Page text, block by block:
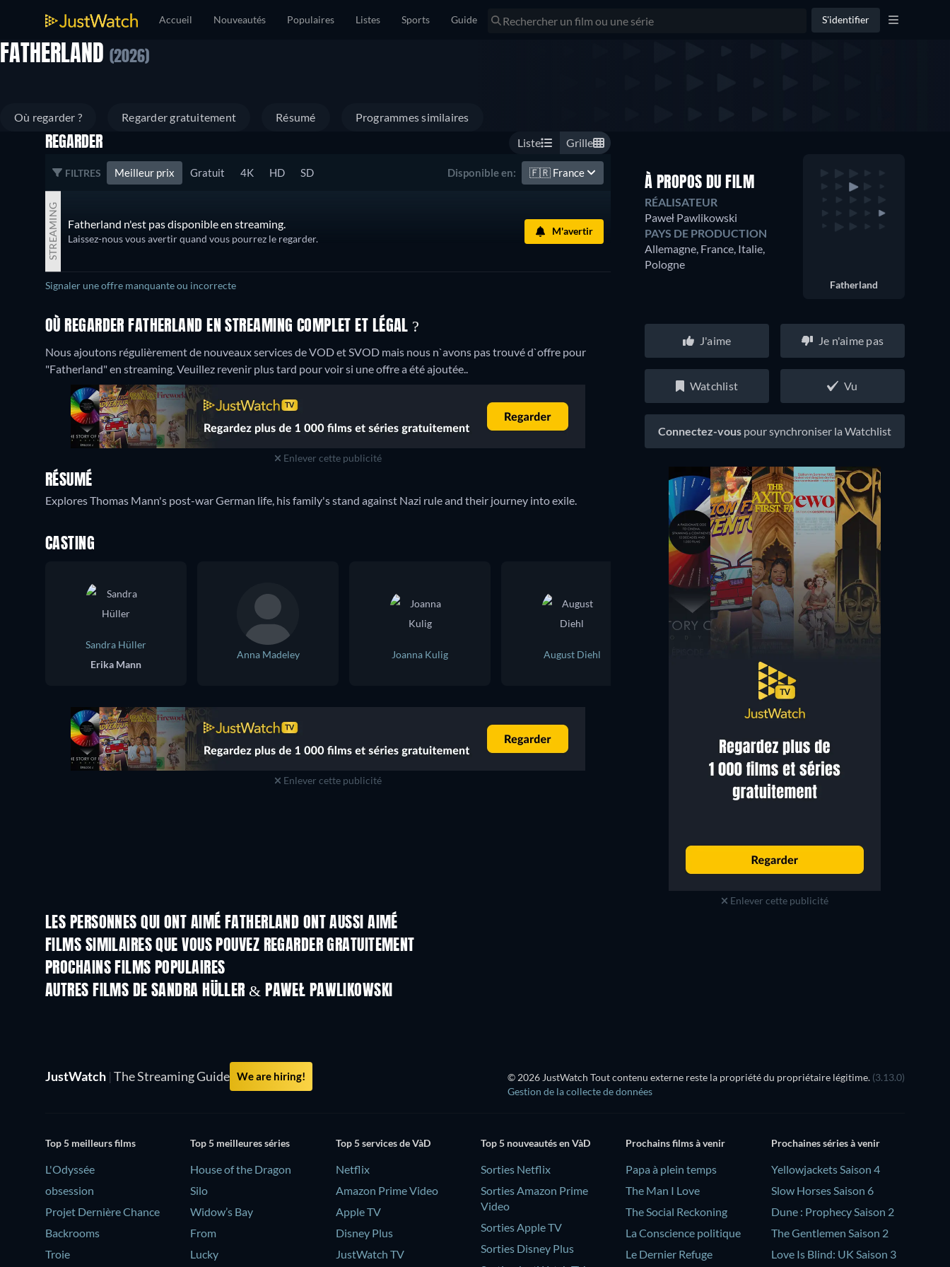
Accueil Nouveautés Populaires Listes Sports Guide S'identifier
FATHERLAND (2026)
Où regarder ? Regarder gratuitement Résumé Programmes similaires
REGARDER Liste Grille
FILTRES Meilleur prix Gratuit 4K HD SD Disponible en: 🇫🇷 France
STREAMING Fatherland n'est pas disponible en streaming.
Laissez-nous vous avertir quand vous pourrez le regarder.
M'avertir
Signaler une offre manquante ou incorrecte
OÙ REGARDER FATHERLAND EN STREAMING COMPLET ET LÉGAL ?
Nous ajoutons régulièrement de nouveaux services de VOD et SVOD mais nous n`avons pas trouvé d`offre pour
"Fatherland" en streaming. Veuillez revenir plus tard pour voir si une offre a été ajoutée..
Enlever cette publicité
RÉSUMÉ
Explores Thomas Mann's post-war German life, his family's stand against Nazi rule and their journey into exile.
À PROPOS DU FILM
RÉALISATEUR
Paweł Pawlikowski
PAYS DE PRODUCTION
Allemagne, France, Italie,
Pologne
Fatherland
J'aime Je n'aime pas
Watchlist Vu
Connectez-vous pour synchroniser la Watchlist
Enlever cette publicité
CASTING
Sandra Hüller
Erika Mann
Anna Madeley Joanna Kulig August Diehl
Enlever cette publicité
LES PERSONNES QUI ONT AIMÉ FATHERLAND ONT AUSSI AIMÉ
FILMS SIMILAIRES QUE VOUS POUVEZ REGARDER GRATUITEMENT
PROCHAINS FILMS POPULAIRES
AUTRES FILMS DE SANDRA HÜLLER & PAWEŁ PAWLIKOWSKI
JustWatch | The Streaming Guide We are hiring! © 2026 JustWatch Tout contenu externe reste la propriété du propriétaire légitime. (3.13.0)
Gestion de la collecte de données
Top 5 meilleurs films
L'Odyssée
obsession
Projet Dernière Chance
Backrooms
Troie
Top 5 meilleures séries
House of the Dragon
Silo
Widow’s Bay
From
Lucky
Top 5 services de VàD
Netflix
Amazon Prime Video
Apple TV
Disney Plus
JustWatch TV
Top 5 nouveautés en VàD
Sorties Netflix
Sorties Amazon Prime
Video
Sorties Apple TV
Sorties Disney Plus
Prochains films à venir
‎Papa à plein temps
The Man I Love
The Social Reckoning
La Conscience politique
Le Dernier Refuge
Prochaines séries à venir
Yellowjackets Saison 4
Slow Horses Saison 6
Dune : Prophecy Saison 2
The Gentlemen Saison 2
Love Is Blind: UK Saison 3